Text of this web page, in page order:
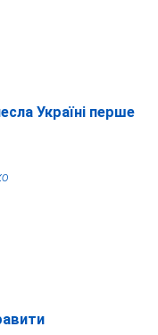
Україні перше